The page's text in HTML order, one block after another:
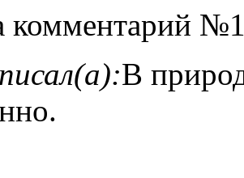
комментарий
В